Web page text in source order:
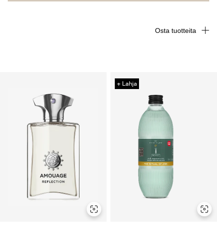
+ Lahja
Osta tuotteita